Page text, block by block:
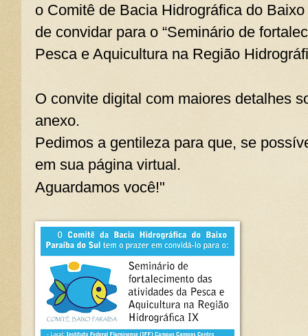
o Comitê de Bacia Hidrográfica do
de convidar para o “Seminário de
Pesca e Aquicultura na Região
O convite digital com maiores detalhes
anexo.
Pedimos a gentileza para que, se
em sua página virtual.
Aguardamos você!"